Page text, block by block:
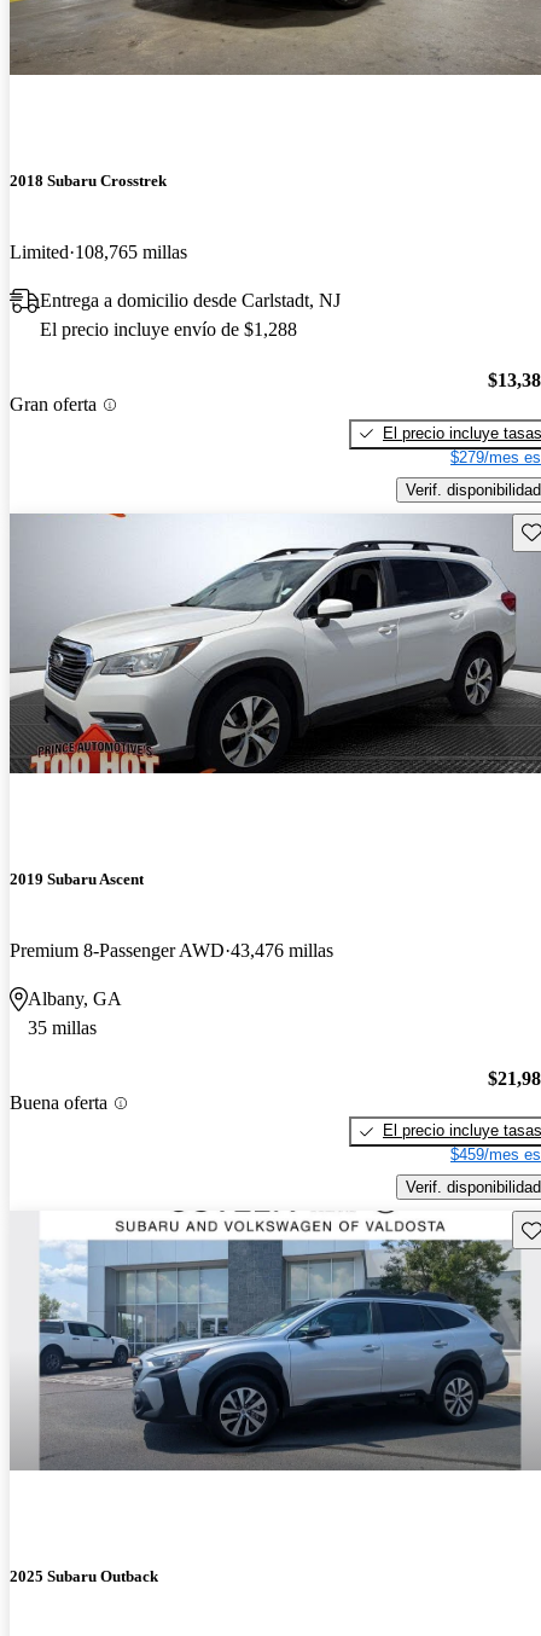
2018 Subaru Crosstrek
Limited 108,765 millas
Entrega a domicilio desde Carlstadt, NJ
El precio incluye envío de $1,288
Gran oferta
El precio incluye tasas
$279/mes
Verif. disponibilidad
2019 Subaru Ascent
Premium 8-Passenger AWD 43,476 millas
Albany, GA
35 millas
Buena oferta
El precio incluye tasas
$459/mes
Verif. disponibilidad
2025 Subaru Outback